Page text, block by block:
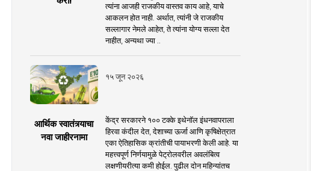
त्यांना आजही राजकीय वास्तव काय आहे, याचे
आकलन होत नाही. अर्थात, त्यांनी जे राजकीय
सल्लागार नेमले आहेत, ते त्यांना योग्य सल्ला देत
नाहीत, अन्यथा ज्या ..
१५ जून २०२६
आर्थिक स्वातंत्र्याचा
नवा जाहीरनामा
केंद्र सरकारने १०० टक्के इथेनॉल इंधनवापराला
हिरवा कंदील देत, देशाच्या ऊर्जा आणि कृषिक्षेत्रात
एका ऐतिहासिक क्रांतीची पायाभरणी केली आहे. या
महत्त्वपूर्ण निर्णयामुळे पेट्रोलवरील अवलंबित्व
लक्षणीयरीत्या कमी होईल. पुढील दोन महिन्यांतच